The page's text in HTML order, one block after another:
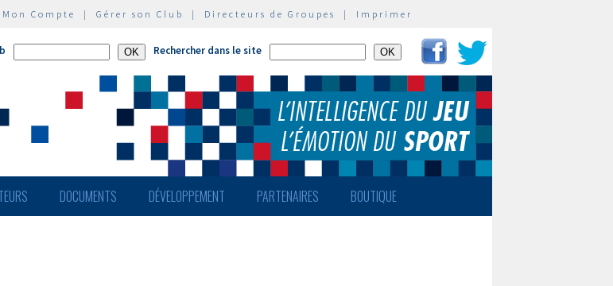
Mon Compte | Gérer son Club | Directeurs de Groupes | Imprimer
Rechercher dans le site
DOCUMENTS DÉVELOPPEMENT PARTENAIRES BOUTIQUE